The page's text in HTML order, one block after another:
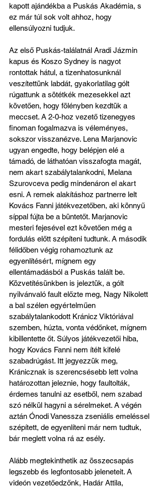
kapott ajándékba a Puskás Akadémia, s
ez már túl sok volt ahhoz, hogy
ellensúlyozni tudjuk.
Az első Puskás-találatnál Aradi Jázmin
kapus és Koszo Sydney is nagyot
rontottak hátul, a tizenhatosunknál
veszítettünk labdát, gyakorlatilag gólt
rúgattunk a sötétkék mezesekkel azt
követően, hogy fölényben kezdtük a
meccset. A 2-0-hoz vezető tizenegyes
finoman fogalmazva is véleményes,
sokszor visszanézve. Lena Marjanovic
ugyan engedte, hogy belépjen elé a
támadó, de láthatóan visszafogta magát,
nem akart szabálytalankodni, Melana
Szurovceva pedig mindenáron el akart
esni. A remek alakításhoz partnerre lelt
Kovács Fanni játékvezetőben, aki könnyű
síppal fújta be a büntetőt. Marjanovic
mesteri fejesével ezt követően még a
fordulás előtt szépíteni tudtunk. A második
félidőben végig rohamoztunk az
egyenlítésért, mígnem egy
ellentámadásból a Puskás talált be.
Közvetítésünkben is jeleztük, a gólt
nyilvánvaló fault előzte meg, Nagy Nikolett
a bal szélen egyértelműen
szabálytalankodott Kránicz Viktóriával
szemben, húzta, vonta védőnket, mígnem
kibillentette őt. Súlyos játékvezetői hiba,
hogy Kovács Fanni nem ítélt kifelé
szabadrúgást. Itt jegyezzük meg,
Kránicznak is szerencsésebb lett volna
határozottan jeleznie, hogy faultolták,
érdemes tanulni az esetből, nem szabad
szó nélkül hagyni a sérelmeket. A végén
aztán Ónodi Vanessza zseniális emeléssel
szépített, de egyenlíteni már nem tudtuk,
bár meglett volna rá az esély.
Alább megtekinthetik az összecsapás
legszebb és legfontosabb jeleneteit. A
videón vezetőedzőnk, Hadár Attila,